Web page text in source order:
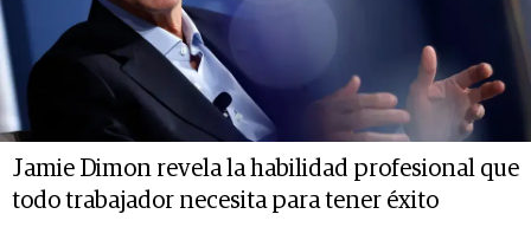
Jamie Dimon revela la habilidad profesional que
todo trabajador necesita para tener éxito